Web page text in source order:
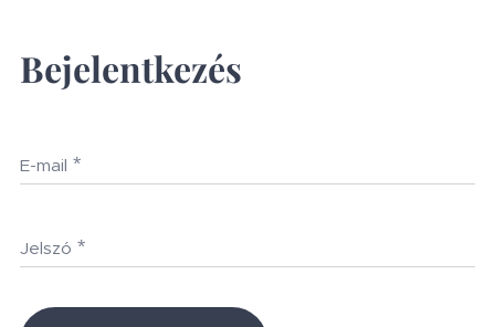
Bejelentkezés
E-mail
Jelszó